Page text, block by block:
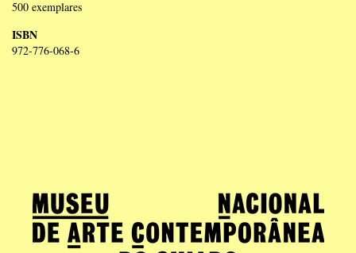
500 exemplares
ISBN
972-776-068-6